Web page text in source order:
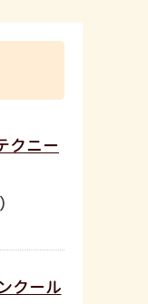
クニー
クール